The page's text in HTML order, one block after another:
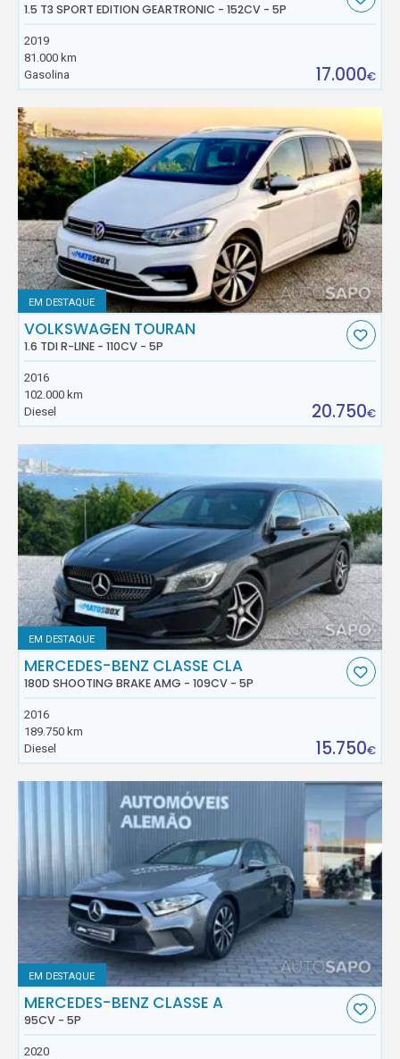
1.5 T3 SPORT EDITION GEARTRONIC - 152CV - 5P
2019
81.000 km
Gasolina
17.000€
EM DESTAQUE
VOLKSWAGEN TOURAN
1.6 TDI R-LINE - 110CV - 5P
2016
102.000 km
Diesel
20.750€
EM DESTAQUE
MERCEDES-BENZ CLASSE CLA
180D SHOOTING BRAKE AMG - 109CV - 5P
2016
189.750 km
Diesel
15.750€
EM DESTAQUE
MERCEDES-BENZ CLASSE A
95CV - 5P
2020